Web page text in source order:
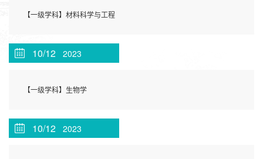
【一级学科】材料科学与工程
10/12 2023
【一级学科】生物学
10/12 2023